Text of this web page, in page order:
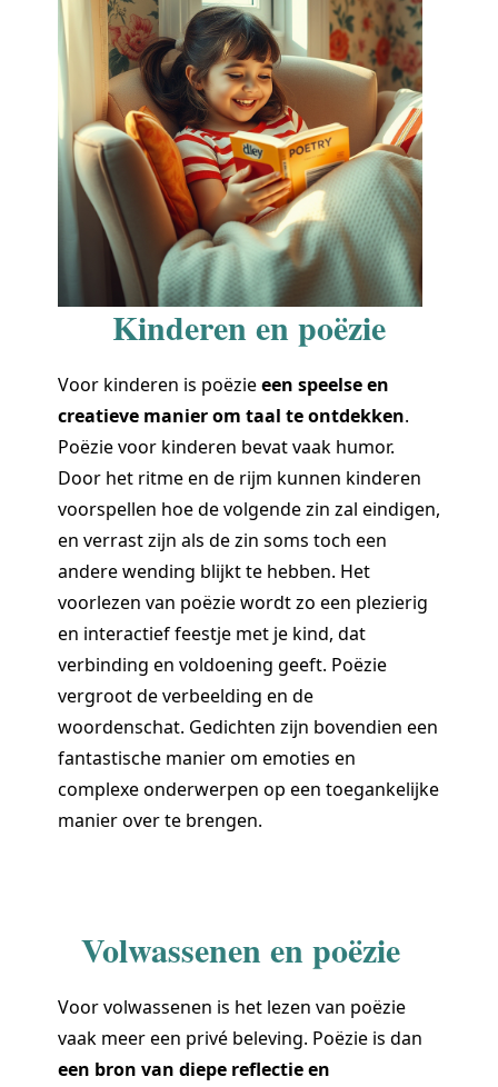
Kinderen en poëzie
Voor kinderen is poëzieeen speelse en
creatieve manier om taal te ontdekken.
Poëzie voor kinderen bevat vaak humor.
Door het ritme en de rijm kunnen kinderen
voorspellen hoe de volgende zin zal eindigen,
en verrast zijn als de zin soms toch een
andere wending blijkt te hebben. Het
voorlezen van poëzie wordt zo een plezierig
en interactief feestje met je kind, dat
verbinding en voldoening geeft. Poëzie
vergroot de verbeelding en de
woordenschat. Gedichten zijn bovendien een
fantastische manier om emoties en
complexe onderwerpen op een toegankelijke
manier over te brengen.
Volwassenen en poëzie
Voor volwassenen is het lezen van poëzie
vaak meer een privé beleving. Poëzie is dan
een bron van diepe reflectie en